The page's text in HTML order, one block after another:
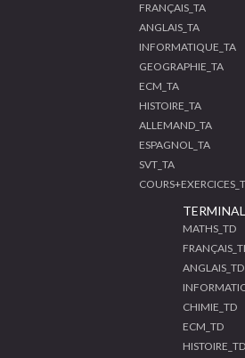
FRANÇAIS_TA
ANGLAIS_TA
INFORMATIQUE_TA
GEOGRAPHIE_TA
ECM_TA
HISTOIRE_TA
ALLEMAND_TA
ESPAGNOL_TA
SVT_TA
MATHS_TD
ANGLAIS_TD
CHIMIE_TD
ECM_TD
HISTOIRE_TD